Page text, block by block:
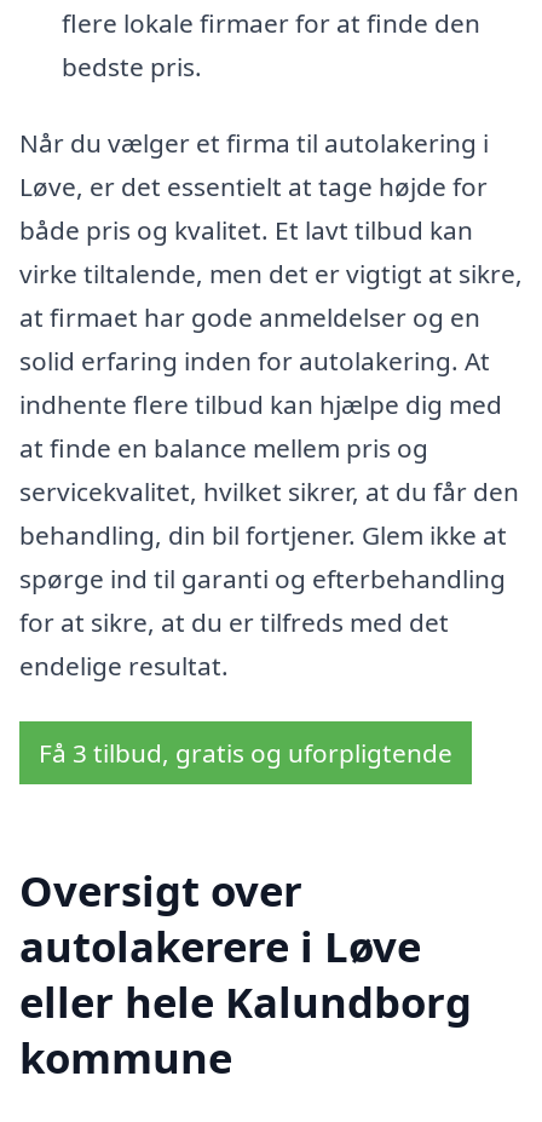
flere lokale firmaer for at finde den
bedste pris.
Når du vælger et firma til autolakering i
Løve, er det essentielt at tage højde for
både pris og kvalitet. Et lavt tilbud kan
virke tiltalende, men det er vigtigt at sikre,
at firmaet har gode anmeldelser og en
solid erfaring inden for autolakering. At
indhente flere tilbud kan hjælpe dig med
at finde en balance mellem pris og
servicekvalitet, hvilket sikrer, at du får den
behandling, din bil fortjener. Glem ikke at
spørge ind til garanti og efterbehandling
for at sikre, at du er tilfreds med det
endelige resultat.
Få 3 tilbud, gratis og uforpligtende
Oversigt over
autolakerere i Løve
eller hele Kalundborg
kommune